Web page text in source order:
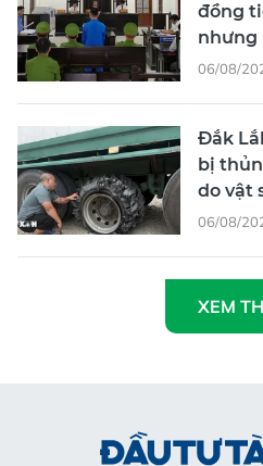
đồng
nhưng
06/08/
Đắk
bị
do vật
06/08/
XEM